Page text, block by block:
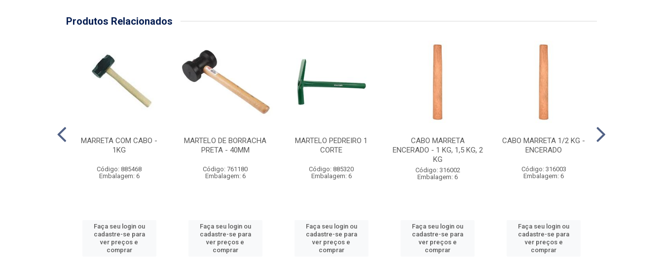
Produtos Relacionados
MARRETA COM CABO -
1KG
Código: 885468
Embalagem: 6
Faça seu login ou
cadastre-se para
ver preços e
comprar
MARTELO DE BORRACHA
PRETA - 40MM
Código: 761180
Embalagem: 6
Faça seu login ou
cadastre-se para
ver preços e
comprar
MARTELO PEDREIRO 1
CORTE
Código: 885320
Embalagem: 6
Faça seu login ou
cadastre-se para
ver preços e
comprar
CABO MARRETA
ENCERADO - 1 KG, 1,5 KG, 2
KG
Código: 316002
Embalagem: 6
Faça seu login ou
cadastre-se para
ver preços e
comprar
CABO MARRETA 1/2 KG -
ENCERADO
Código: 316003
Embalagem: 6
Faça seu login ou
cadastre-se para
ver preços e
comprar